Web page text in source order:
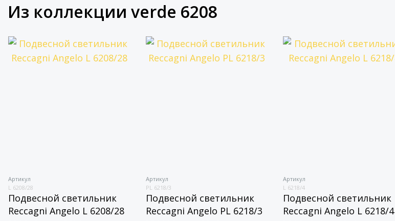
Из коллекции verde 6208
Артикул
L 6208/28
Подвесной светильник
Reccagni Angelo L 6208/28
Артикул
PL 6218/3
Подвесной светильник
Reccagni Angelo PL 6218/3
Артикул
L 6218/4
Подвесной светильник
Reccagni Angelo L 6218/4